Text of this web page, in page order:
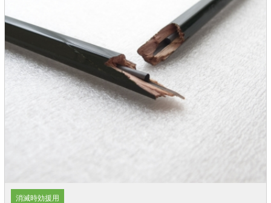
消滅時効援用